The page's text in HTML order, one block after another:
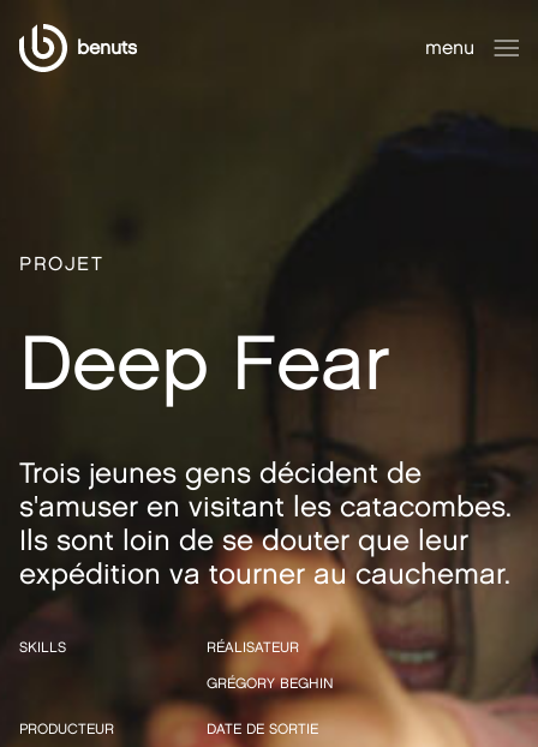
benuts
menu
PROJET
Deep Fear
Trois jeunes gens décident de
s'amuser en visitant les catacombes.
Ils sont loin de se douter que leur
expédition va tourner au cauchemar.
SKILLS
RÉALISATEUR
GRÉGORY BEGHIN
PRODUCTEUR
DATE DE SORTIE